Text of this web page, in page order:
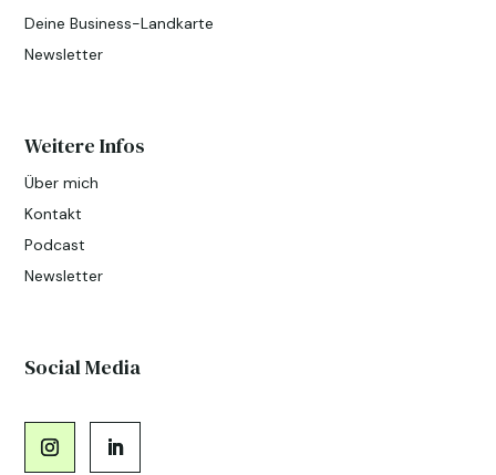
Deine Business-Landkarte
Newsletter
Weitere Infos
Über mich
Kontakt
Podcast
Newsletter
Social Media